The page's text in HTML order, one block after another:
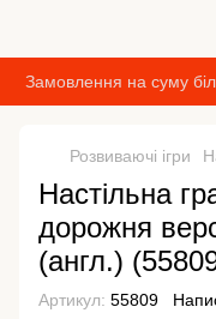
Замовлення на суму
Розвиваючі ігри
Настільна
дорожня
(англ.)
Артикул: 55809